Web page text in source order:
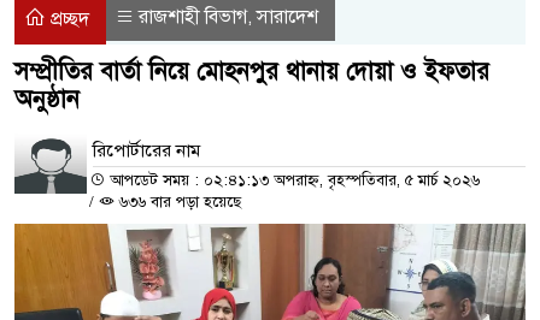
প্রচ্ছদ রাজশাহী বিভাগ,সারাদেশ
সম্প্রীতির বার্তা নিয়ে মোহনপুর থানায় দোয়া ও ইফতার
অনুষ্ঠান
রিপোর্টারের নাম
আপডেট সময় : ০২:৪১:১৩ অপরাহ্ন, বৃহস্পতিবার, ৫ মার্চ ২০২৬
/
৬৩৬ বার পড়া হয়েছে